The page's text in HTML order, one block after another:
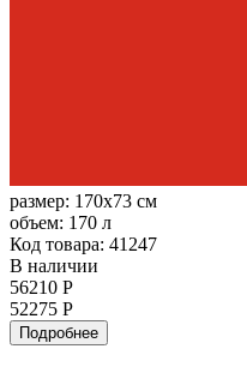
размер: 170x73 см
объем: 170 л
Код товара: 41247
В наличии
56210 Р
52275 Р
Подробнее